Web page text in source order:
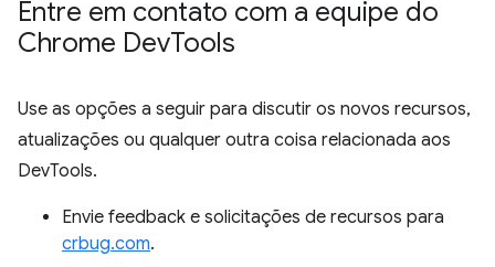
Entre em contato com a equipe do
Chrome DevTools
Use as opções a seguir para discutir os novos recursos,
atualizações ou qualquer outra coisa relacionada aos
DevTools.
Envie feedback e solicitações de recursos para
crbug.com.